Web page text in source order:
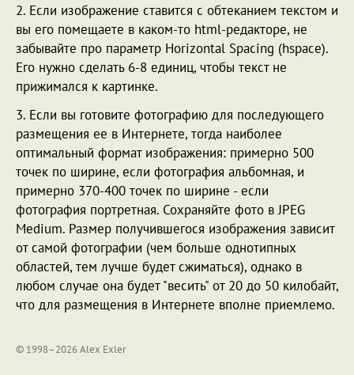
2. Если изображение ставится с обтеканием текстом и
вы его помещаете в каком-то html-редакторе, не
забывайте про параметр Horizontal Spacing (hspace).
Его нужно сделать 6-8 единиц, чтобы текст не
прижимался к картинке.
3. Если вы готовите фотографию для последующего
размещения ее в Интернете, тогда наиболее
оптимальный формат изображения: примерно 500
точек по ширине, если фотография альбомная, и
примерно 370-400 точек по ширине - если
фотография портретная. Сохраняйте фото в JPEG
Medium. Размер получившегося изображения зависит
от самой фотографии (чем больше однотипных
областей, тем лучше будет сжиматься), однако в
любом случае она будет "весить" от 20 до 50 килобайт,
что для размещения в Интернете вполне приемлемо.
© 1998–2026 Alex Exler